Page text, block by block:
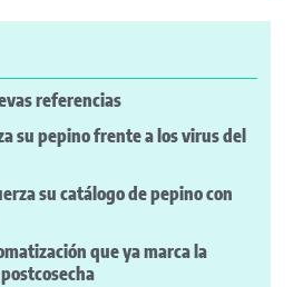
referencias
su pepino frente a los virus del
su catálogo de pepino con
que ya marca la